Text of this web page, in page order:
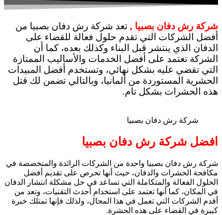
شركة رش دفان بصبيا , تعد شركة رش دفان بصبيا من
أفضل الشركات التي تقدم حلول فعالة للقضاء على
الدفان الذي ينتشر قبل البناء وكذلك بعده، كما أن
الشركة تعتمد على أفضل الخدمات والأساليب الممتازة
التي تقضي عليه بشكل نهائي، وتستخدم أفضل المبيدات
الحشرية المستوردة من ألمانيا، وبالتالي تضمن لك قتل
هذه الحشرات بشكل تام.
شركة رش دفان بصبيا
افضل شركة رش دفان بصبيا
شركة رش دفان بصبيا واحدة من الشركات الرائدة والمتخصصة في
مكافحة الحشرات والدفان، حيث أنها تحرص على تقديم أفضل
الحلول الفعالة والمتكاملة التي تساعد في حل مشكلة انتشار الدفان
في المكان، كما أنها تعتمد على استخدام أحدث التقنيات، وتعد من
أقدم الشركات التي تعمل في هذا المجال، ولذلك فإنها تمتلك خبرة
كبيرة في القضاء على هذه الحشرة.